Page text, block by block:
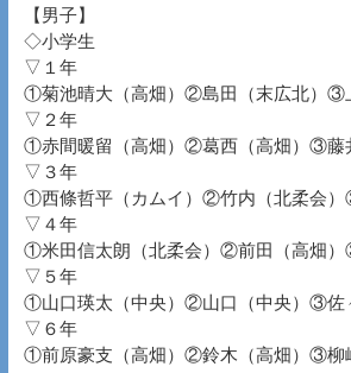
【男子】
◇小学生
▽１年
①菊池晴大（高畑）②島田（末広北）③
▽２年
①赤間暖留（高畑）②葛西（高畑）③藤
▽３年
①西條哲平（カムイ）②竹内（北柔会
▽４年
①米田信太朗（北柔会）②前田（高畑
▽５年
①山口瑛太（中央）②山口（中央）③佐
▽６年
①前原豪支（高畑）②鈴木（高畑）③柳